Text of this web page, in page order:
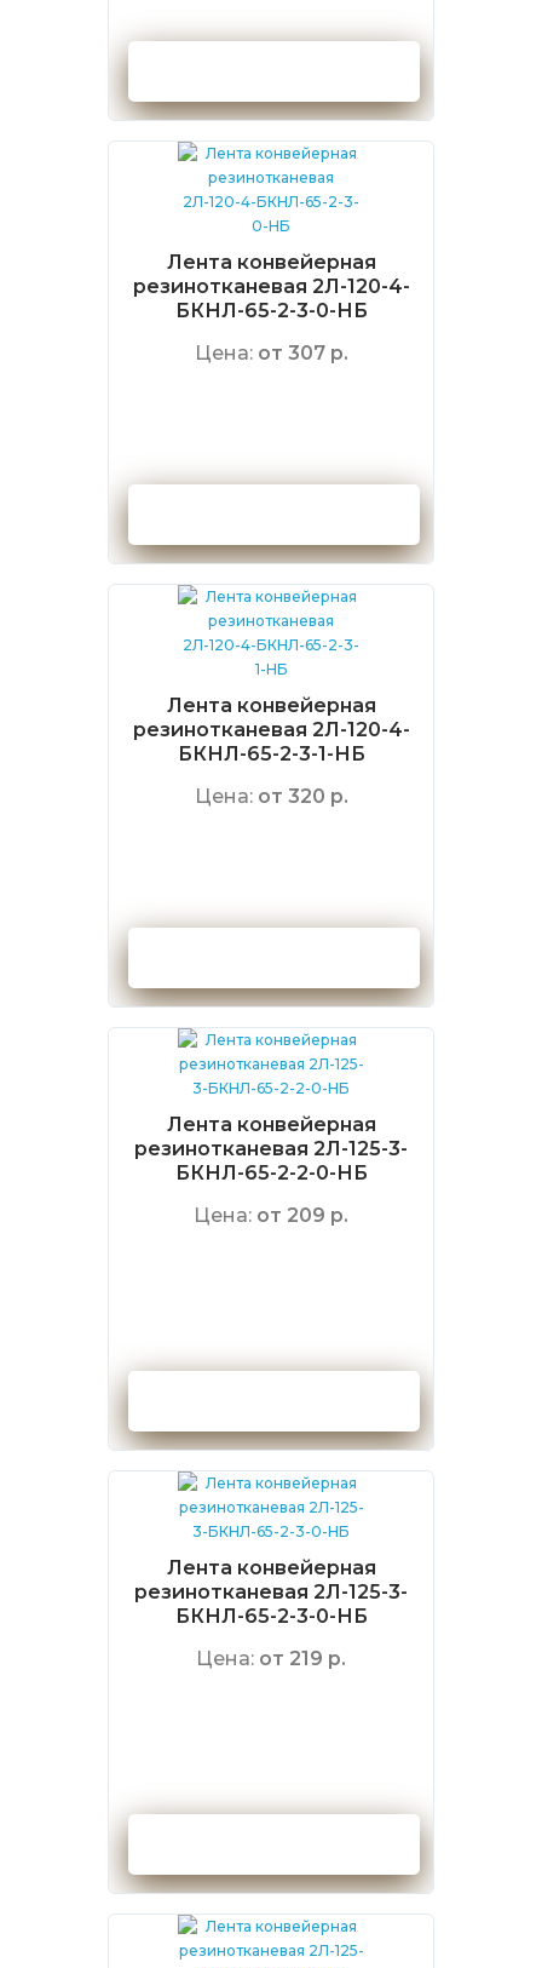
Лента конвейерная
резинотканевая 2Л-120-4-
БКНЛ-65-2-3-0-НБ
Цена: от 307 р.
Лента конвейерная
резинотканевая 2Л-120-4-
БКНЛ-65-2-3-1-НБ
Цена: от 320 р.
Лента конвейерная
резинотканевая 2Л-125-3-
БКНЛ-65-2-2-0-НБ
Цена: от 209 р.
Лента конвейерная
резинотканевая 2Л-125-3-
БКНЛ-65-2-3-0-НБ
Цена: от 219 р.